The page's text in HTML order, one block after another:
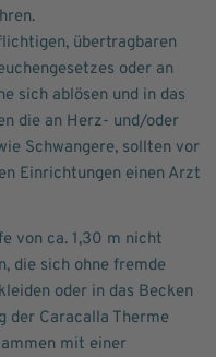
übertragbaren
oder an
sich ablösen und in das
die an Herz- und/oder
Schwangere, sollten vor
Einrichtungen einen Arzt
von ca. 1,30 m nicht
die sich ohne fremde
oder in das Becken
der Caracalla Therme
mit einer